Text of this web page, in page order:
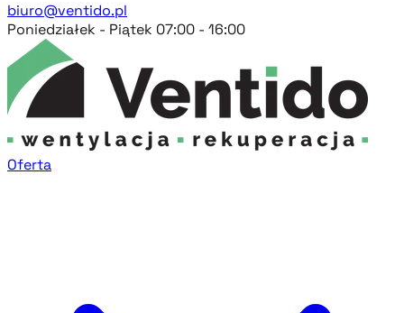
biuro@ventido.pl
Poniedziałek - Piątek 07:00 - 16:00
Oferta